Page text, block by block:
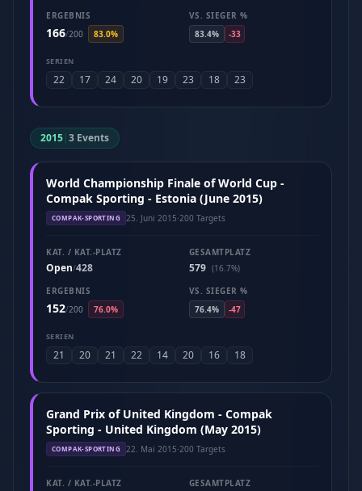
ERGEBNIS
166/200 83.0%
VS. SIEGER %
83.4%
-33
SERIEN
22 17 24 20 19 23 18 23
2015|3 Events
World Championship Finale of World Cup -
Compak Sporting - Estonia (June 2015)
COMPAK-SPORTING 25. Juni 2015·200 Targets
KAT. / KAT.-PLATZ
Open/428
GESAMTPLATZ
579 (16.7%)
ERGEBNIS
152/200 76.0%
VS. SIEGER %
76.4%
-47
SERIEN
21 20 21 22 14 20 16 18
Grand Prix of United Kingdom - Compak
Sporting - United Kingdom (May 2015)
COMPAK-SPORTING 22. Mai 2015·200 Targets
KAT. / KAT.-PLATZ GESAMTPLATZ